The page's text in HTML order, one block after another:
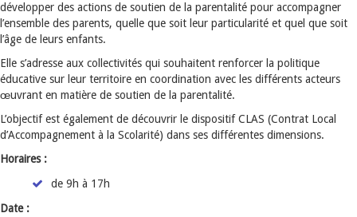
développer des actions de soutien de la parentalité pour accompagner
l’ensemble des parents, quelle que soit leur particularité et quel que soit
l’âge de leurs enfants.
Elle s’adresse aux collectivités qui souhaitent renforcer la politique
éducative sur leur territoire en coordination avec les différents acteurs
œuvrant en matière de soutien de la parentalité.
L’objectif est également de découvrir le dispositif CLAS (Contrat Local
d’Accompagnement à la Scolarité) dans ses différentes dimensions.
Horaires :
de 9h à 17h
Date :